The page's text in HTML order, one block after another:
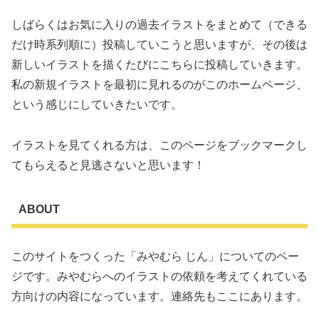
しばらくはお気に入りの過去イラストをまとめて（できる
だけ時系列順に）投稿していこうと思いますが、その後は
新しいイラストを描くたびにこちらに投稿していきます。
私の新規イラストを最初に見れるのがこのホームページ、
という感じにしていきたいです。
イラストを見てくれる方は、このページをブックマークし
てもらえると見逃さないと思います！
ABOUT
このサイトをつくった「みやむら じん」についてのペー
ジです。みやむらへのイラストの依頼を考えてくれている
方向けの内容になっています。連絡先もここにあります。